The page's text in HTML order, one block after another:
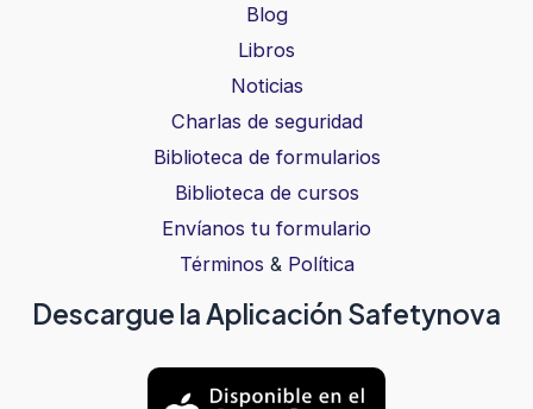
Blog
Libros
Noticias
Charlas de seguridad
Biblioteca de formularios
Biblioteca de cursos
Envíanos tu formulario
Términos & Política
Descargue la Aplicación Safetynova